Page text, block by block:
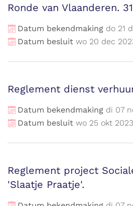
Ronde van Vlaanderen.
Datum bekendmaking do 21
Datum besluit wo 20 dec
Reglement dienst
Datum bekendmaking di 07
Datum besluit wo 25 okt 2023
Reglement project
'Slaatje Praatje'.